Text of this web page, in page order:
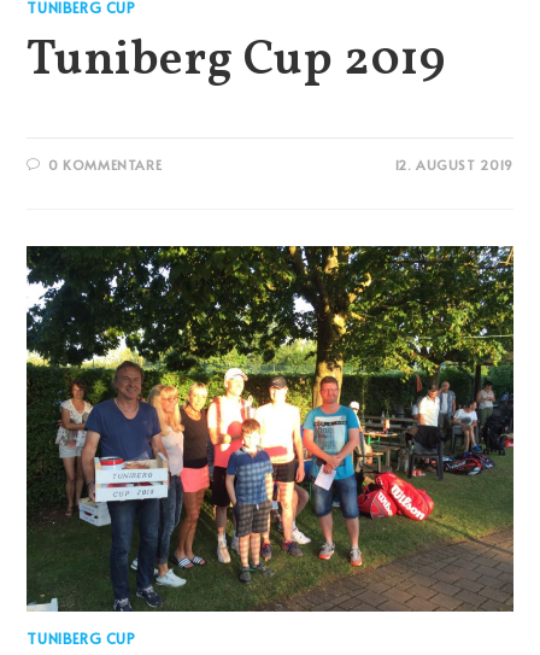
TUNIBERG CUP
Tuniberg Cup 2019
0 KOMMENTARE 12. AUGUST 2019
TUNIBERG CUP